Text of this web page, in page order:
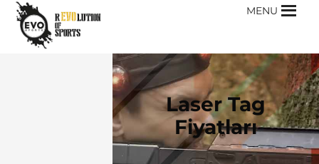
MENU
Laser Tag
Fiyatları